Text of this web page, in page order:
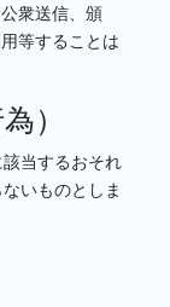
衆送信、頒
等することは
）
当するおそれ
いものとしま